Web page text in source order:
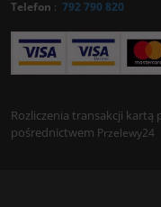
Telefon : 792 790 820
Rozliczenia transakcji kartą
pośrednictwem Przelewy24